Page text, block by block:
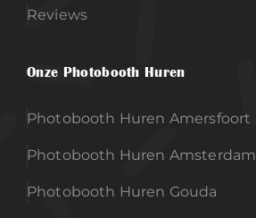
Reviews
Onze Photobooth Huren
Photobooth Huren Amersfoort
Photobooth Huren Amsterdam
Photobooth Huren Gouda